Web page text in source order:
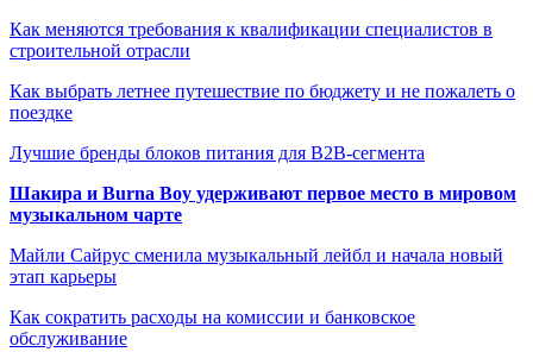
Как меняются требования к квалификации специалистов в
строительной отрасли
Как выбрать летнее путешествие по бюджету и не пожалеть о
поездке
Лучшие бренды блоков питания для B2B-сегмента
Шакира и Burna Boy удерживают первое место в мировом
музыкальном чарте
Майли Сайрус сменила музыкальный лейбл и начала новый
этап карьеры
Как сократить расходы на комиссии и банковское
обслуживание